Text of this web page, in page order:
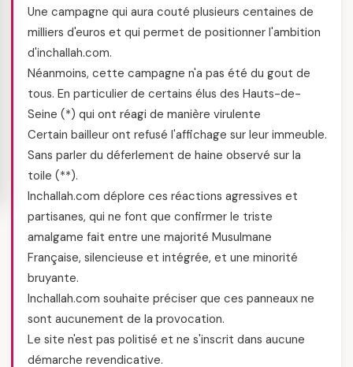
Une campagne qui aura couté plusieurs centaines de
milliers d'euros et qui permet de positionner l'ambition
d'inchallah.com.
Néanmoins, cette campagne n'a pas été du gout de
tous. En particulier de certains élus des Hauts-de-
Seine (*) qui ont réagi de manière virulente
Certain bailleur ont refusé l'affichage sur leur immeuble.
Sans parler du déferlement de haine observé sur la
toile (**).
Inchallah.com déplore ces réactions agressives et
partisanes, qui ne font que confirmer le triste
amalgame fait entre une majorité Musulmane
Française, silencieuse et intégrée, et une minorité
bruyante.
Inchallah.com souhaite préciser que ces panneaux ne
sont aucunement de la provocation.
Le site n'est pas politisé et ne s'inscrit dans aucune
démarche revendicative.